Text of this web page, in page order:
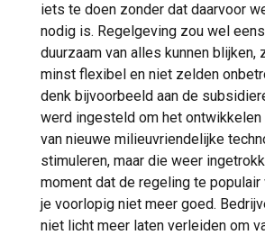
iets te doen zonder dat daarvoor
nodig is. Regelgeving zou wel
duurzaam van alles kunnen blijken,
minst flexibel en niet zelden
denk bijvoorbeeld aan de
werd ingesteld om het ontwikkelen
van nieuwe milieuvriendelijke
stimuleren, maar die weer
moment dat de regeling te populair
je voorlopig niet meer goed.
niet licht meer laten verleiden om